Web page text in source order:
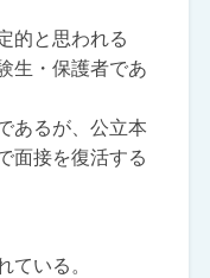
的と思われる
生・保護者であ
あるが、公立本
面接を復活する
いる。